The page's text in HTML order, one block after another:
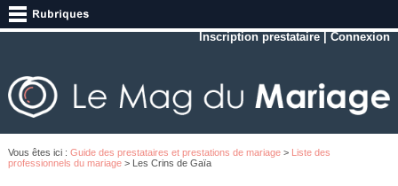
Inscription prestataire |Connexion
Vous êtes ici : Guide des prestataires et prestations de mariage> Liste des
professionnels du mariage> Les Crins de Gaïa